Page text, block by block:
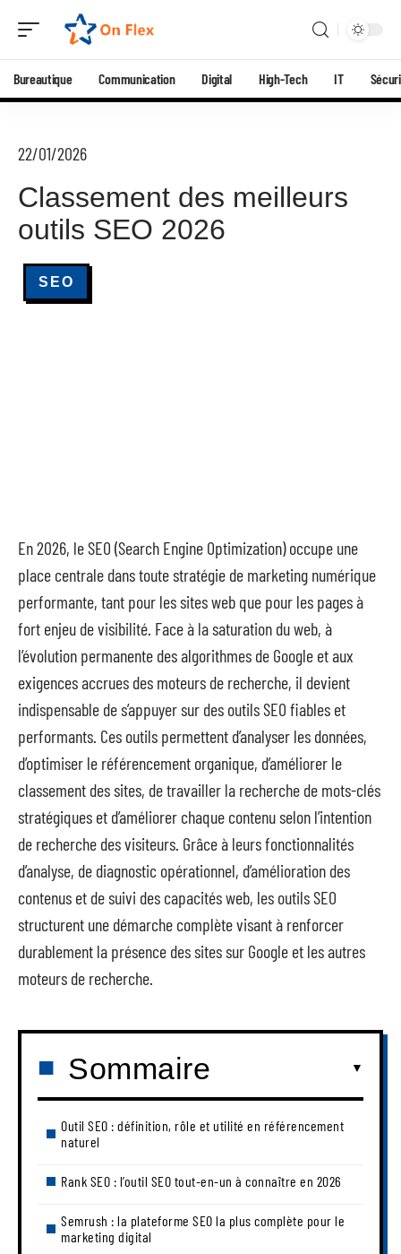
Bureautique Communication Digital High-Tech IT
22/01/2026
Classement des meilleurs
outils SEO 2026
SEO
En 2026, le SEO (Search Engine Optimization) occupe une
place centrale dans toute stratégie de marketing numérique
performante, tant pour les sites web que pour les pages à
fort enjeu de visibilité. Face à la saturation du web, à
l’évolution permanente des algorithmes de Google et aux
exigences accrues des moteurs de recherche, il devient
indispensable de s’appuyer sur des outils SEO fiables et
performants. Ces outils permettent d’analyser les données,
d’optimiser le référencement organique, d’améliorer le
classement des sites, de travailler la recherche de mots-clés
stratégiques et d’améliorer chaque contenu selon l’intention
de recherche des visiteurs. Grâce à leurs fonctionnalités
d’analyse, de diagnostic opérationnel, d’amélioration des
contenus et de suivi des capacités web, les outils SEO
structurent une démarche complète visant à renforcer
durablement la présence des sites sur Google et les autres
moteurs de recherche.
Sommaire
Outil SEO : définition, rôle et utilité en référencement
naturel
Rank SEO : l’outil SEO tout-en-un à connaître en 2026
Semrush : la plateforme SEO la plus complète pour le
marketing digital